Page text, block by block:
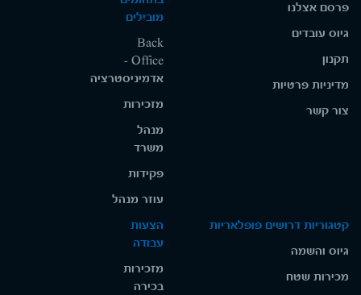
פרסם אצלנו
גיוס עובדים
תקנון
מדיניות פרטיות
צור קשר
מובילים
Back
Office -
אדמיניסטרציה
מזכירות
מנהל
משרד
פקידות
עוזר מנהל
קטגוריות דרושים פופלאריות
גיוס והשמה
מכירות שטח
הצעות
עבודה
מזכירות
בכירה